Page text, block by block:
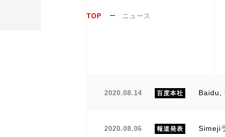
TOP ニュース
2020.08.14 百度本社 Baidu,
2020.08.06 報道発表 Simeji